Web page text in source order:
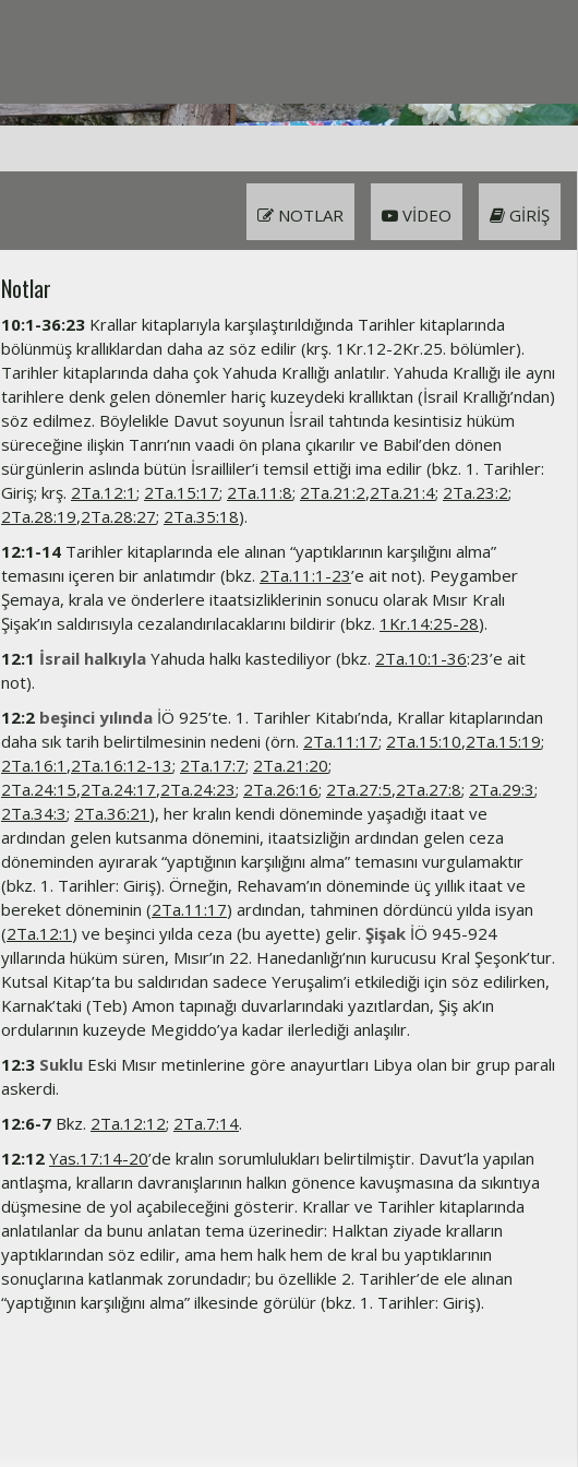
GIRIŞ
VIDEO
NOTLAR
Notlar
10:1-36:23 Krallar kitaplarıyla karşılaştırıldığında Tarihler kitaplarında
bölünmüş krallıklardan daha az söz edilir (krş. 1Kr.12-2Kr.25. bölümler).
Tarihler kitaplarında daha çok Yahuda Krallığı anlatılır. Yahuda Krallığı ile aynı
tarihlere denk gelen dönemler hariç kuzeydeki krallıktan (İsrail Krallığı’ndan)
söz edilmez. Böylelikle Davut soyunun İsrail tahtında kesintisiz hüküm
süreceğine ilişkin Tanrı’nın vaadi ön plana çıkarılır ve Babil’den dönen
sürgünlerin aslında bütün İsrailliler’i temsil ettiği ima edilir (bkz. 1. Tarihler:
Giriş; krş. 2Ta.12:1 ; 2Ta.15:17; 2Ta.11:8; 2Ta.21:2,2Ta.21:4; 2Ta.23:2;
2Ta.28:19,2Ta.28:27; 2Ta.35:18).
12:1-14 Tarihler kitaplarında ele alınan “yaptıklarının karşılığını alma”
temasını içeren bir anlatımdır (bkz. 2Ta.11:1-23’e ait not). Peygamber
Şemaya, krala ve önderlere itaatsizliklerinin sonucu olarak Mısır Kralı
Şişak’ın saldırısıyla cezalandırılacaklarını bildirir (bkz. 1Kr.14:25-28).
12:1 İsrail halkıyla Yahuda halkı kastediliyor (bkz. 2Ta.10:1-36:23’e ait
not).
12:2 beşinci yılında İÖ 925’te. 1. Tarihler Kitabı’nda, Krallar kitaplarından
daha sık tarih belirtilmesinin nedeni (örn. 2Ta.11:17; 2Ta.15:10,2Ta.15:19;
2Ta.16:1 ,2Ta.16:12-13; 2Ta.17:7; 2Ta.21:20;
2Ta.24:15,2Ta.24:17,2Ta.24:23; 2Ta.26:16; 2Ta.27:5,2Ta.27:8; 2Ta.29:3;
2Ta.34:3; 2Ta.36:21 ), her kralın kendi döneminde yaşadığı itaat ve
ardından gelen kutsanma dönemini, itaatsizliğin ardından gelen ceza
döneminden ayırarak “yaptığının karşılığını alma” temasını vurgulamaktır
(bkz. 1. Tarihler: Giriş). Örneğin, Rehavam’ın döneminde üç yıllık itaat ve
bereket döneminin (2Ta.11:17) ardından, tahminen dördüncü yılda isyan
(2Ta.12:1 ) ve beşinci yılda ceza (bu ayette) gelir. Şişak İÖ 945-924
yıllarında hüküm süren, Mısır’ın 22. Hanedanlığı’nın kurucusu Kral Şeşonk’tur.
Kutsal Kitap’ta bu saldırıdan sadece Yeruşalim’i etkilediği için söz edilirken,
Karnak’taki (Teb) Amon tapınağı duvarlarındaki yazıtlardan, Şiş ak’ın
ordularının kuzeyde Megiddo’ya kadar ilerlediği anlaşılır.
12:3 Suklu Eski Mısır metinlerine göre anayurtları Libya olan bir grup paralı
askerdi.
12:6-7 Bkz. 2Ta.12:12; 2Ta.7:14.
12:12 Yas.17:14-20’de kralın sorumlulukları belirtilmiştir. Davut’la yapılan
antlaşma, kralların davranışlarının halkın gönence kavuşmasına da sıkıntıya
düşmesine de yol açabileceğini gösterir. Krallar ve Tarihler kitaplarında
anlatılanlar da bunu anlatan tema üzerinedir: Halktan ziyade kralların
yaptıklarından söz edilir, ama hem halk hem de kral bu yaptıklarının
sonuçlarına katlanmak zorundadır; bu özellikle 2. Tarihler’de ele alınan
“yaptığının karşılığını alma” ilkesinde görülür (bkz. 1. Tarihler: Giriş).